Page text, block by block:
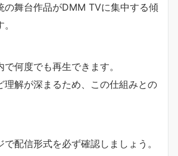
の舞台作品がDMM TVに集中する傾
何度でも再生できます。
理解が深まるため、この仕組みとの
で配信形式を必ず確認しましょう。